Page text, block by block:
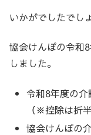
いかがでしたでし
協会けんぽの令和
しました。
令和8年度の介
（※控除は折
協会けんぽの